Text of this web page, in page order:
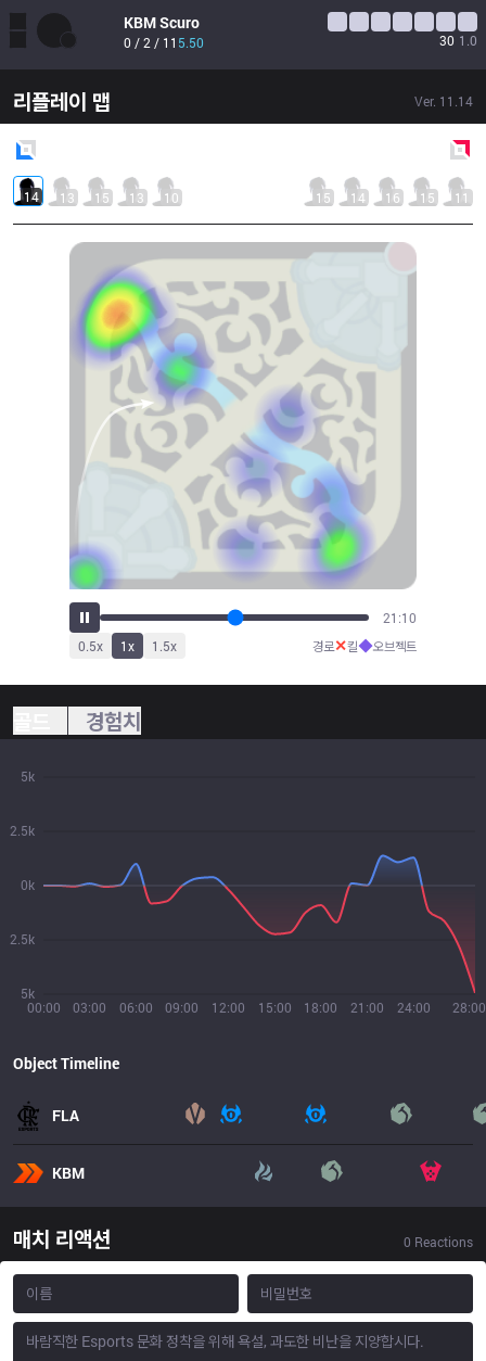
KBMScuro
0 / 2 / 11 5.50 30 1.0
리플레이 맵 Ver. 11.14
14 13 15 13 10 15 14 16 15 11
21:57
0.5x 1x 1.5x 경로✕킬◆오브젝트
경험치
00:00 03:00 06:00 09:00 12:00 15:00 18:00 21:00 24:00 28:00
5k
2.5k
0k
2.5k
5k
Object Timeline
FLA
KBM
매치 리액션 0 Reactions